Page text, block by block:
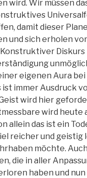
wird. Wir müssen
damit dieser
und sich erholen
eigenen Aura
ist immer Ausdruck
wird hier
wird heute
allein das ist ein
reicher und geistig
möchte.
die in aller
haben und